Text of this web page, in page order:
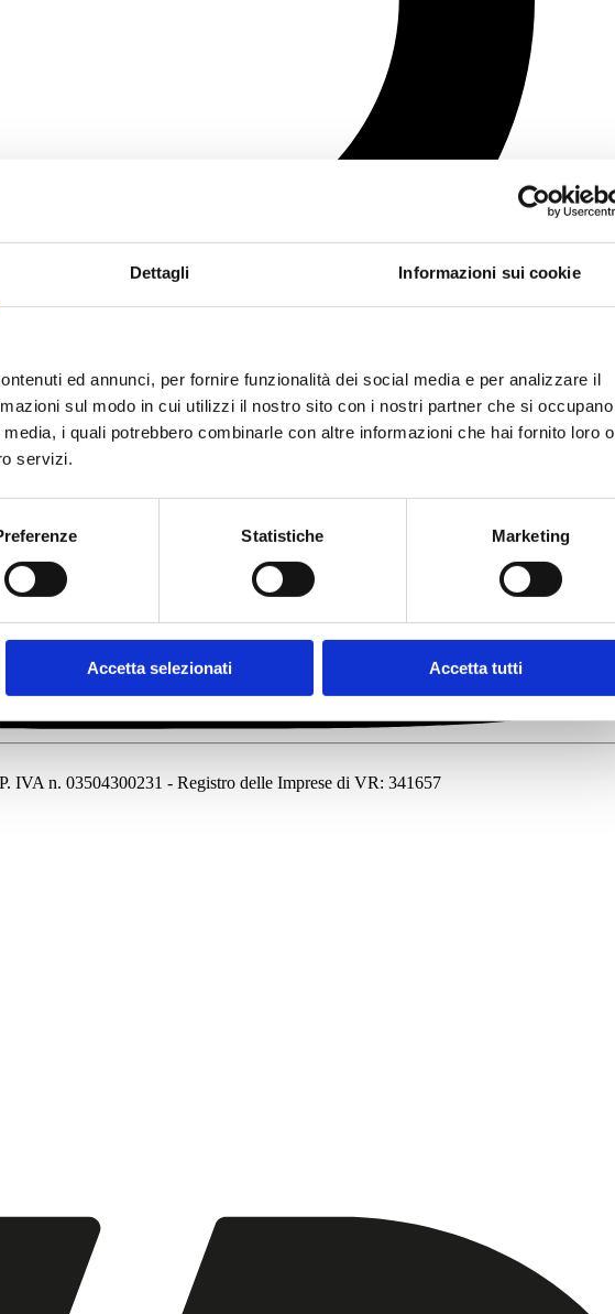
Dettagli Informazioni sui cookie
ed annunci, per fornire funzionalità dei social media e per analizzare il
sul modo in cui utilizzi il nostro sito con i nostri partner che si occupano
i quali potrebbero combinarle con altre informazioni che hai fornito loro o
servizi.
Statistiche Marketing
Accetta selezionati Accetta tutti
IVA n. 03504300231 - Registro delle Imprese di VR: 341657